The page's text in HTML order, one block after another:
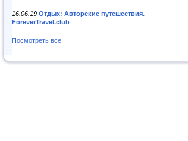
16.06.19 Отдых: Авторские путешествия.
ForeverTravel.club
Посмотреть все